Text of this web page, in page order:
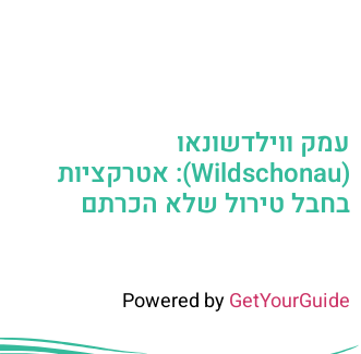
עמק ווילדשונאו
(Wildschonau): אטרקציות
בחבל טירול שלא הכרתם
Powered byGetYourGuide